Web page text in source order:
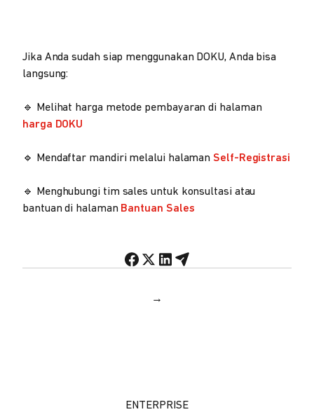
Jika Anda sudah siap menggunakan DOKU, Anda bisa
langsung:
🔹 Melihat harga metode pembayaran di halaman
harga DOKU
🔹 Mendaftar mandiri melalui halaman Self-Registrasi
🔹 Menghubungi tim sales untuk konsultasi atau
bantuan di halaman Bantuan Sales
→
ENTERPRISE